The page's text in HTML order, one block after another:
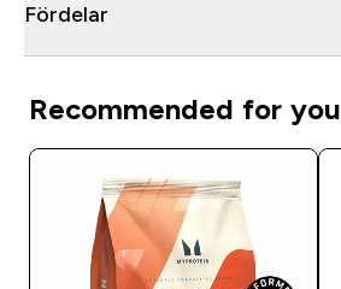
Fördelar
Recommended for you